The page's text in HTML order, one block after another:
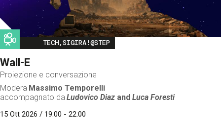
Image
TECH,SIGIRA!@STEP
Wall-E
Proiezione e conversazione
Modera Massimo Temporelli
accompagnato da Ludovico Diaz andLuca Foresti
15 Ott 2026 / 19:00 - 22:00